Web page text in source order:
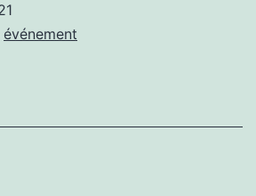
événement